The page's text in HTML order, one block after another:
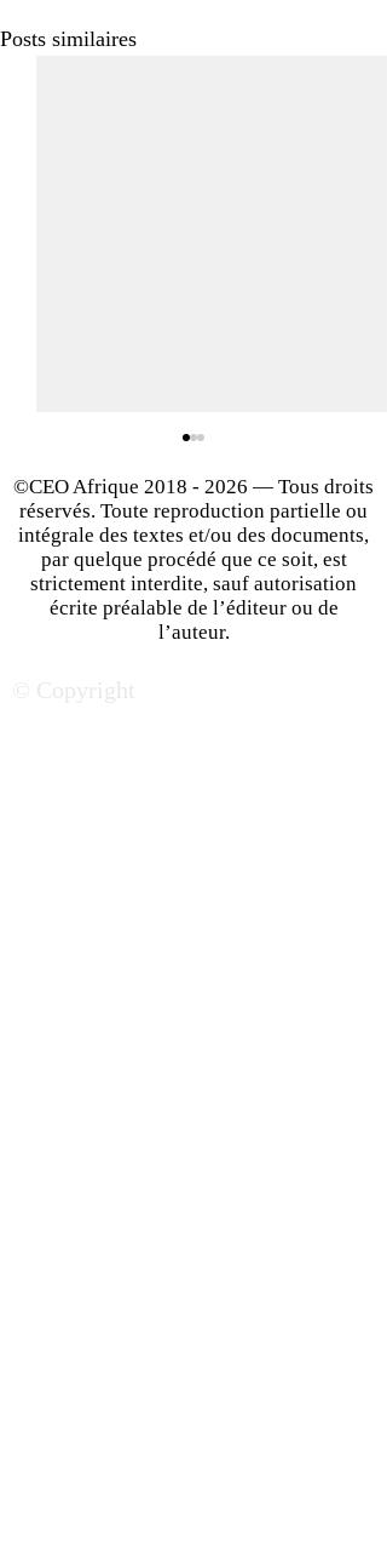
Posts similaires
African Tech : Quels sont
surveiller ?
©CEO Afrique 2018 - 2026 — Tous droits
réservés. Toute reproduction partielle ou
intégrale des textes et/ou des documents,
par quelque procédé que ce soit, est
strictement interdite, sauf autorisation
écrite préalable de l’éditeur ou de
l’auteur.
© Copyright